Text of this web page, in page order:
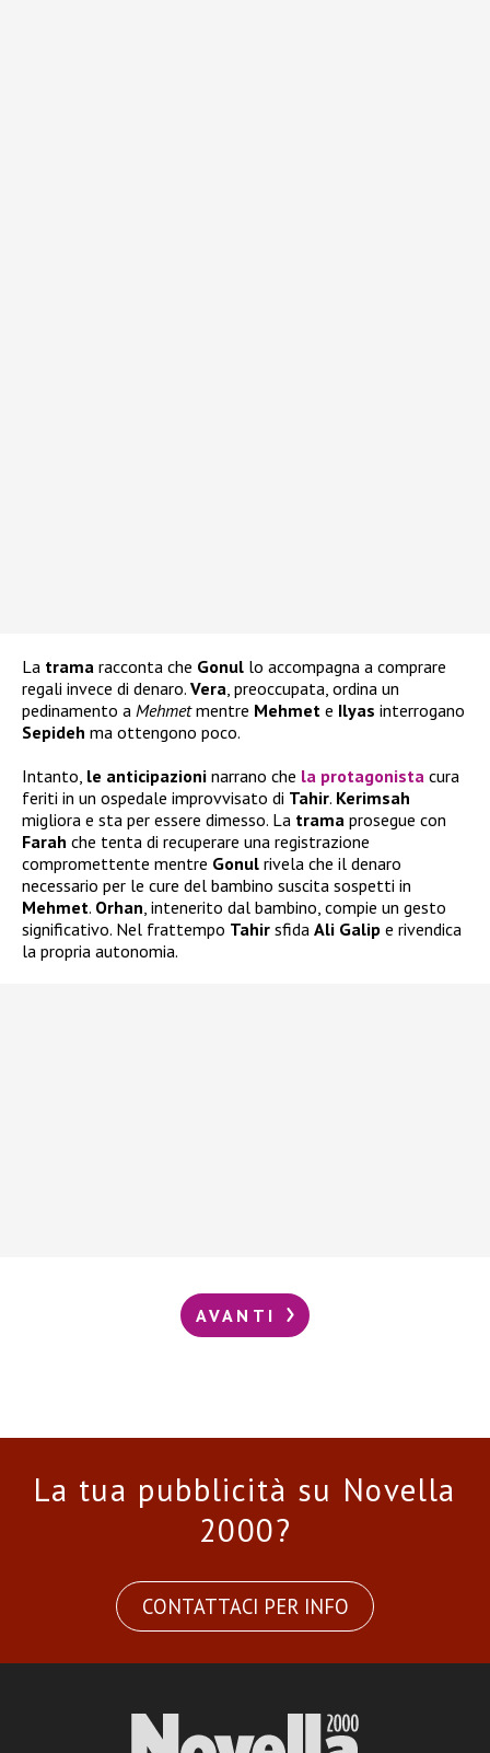
La trama racconta che Gonul lo accompagna a comprare
regali invece di denaro. Vera, preoccupata, ordina un
pedinamento a Mehmetmentre Mehmet e Ilyas interrogano
Sepideh ma ottengono poco.
Intanto, le anticipazioni narrano che la protagonista cura
feriti in un ospedale improvvisato di Tahir. Kerimsah
migliora e sta per essere dimesso. La trama prosegue con
Farah che tenta di recuperare una registrazione
compromettente mentre Gonul rivela che il denaro
necessario per le cure del bambino suscita sospetti in
Mehmet. Orhan, intenerito dal bambino, compie un gesto
significativo. Nel frattempo Tahir sfida Ali Galip e rivendica
la propria autonomia.
AVANTI
La tua pubblicità su Novella
2000?
CONTATTACI PER INFO